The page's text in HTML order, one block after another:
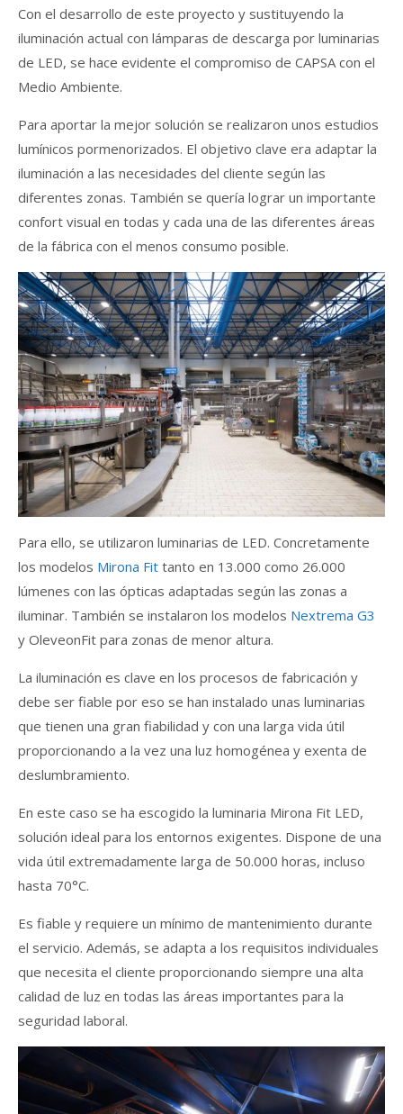
Con el desarrollo de este proyecto y sustituyendo la
iluminación actual con lámparas de descarga por luminarias
de LED, se hace evidente el compromiso de CAPSA con el
Medio Ambiente.
Para aportar la mejor solución se realizaron unos estudios
lumínicos pormenorizados. El objetivo clave era adaptar la
iluminación a las necesidades del cliente según las
diferentes zonas. También se quería lograr un importante
confort visual en todas y cada una de las diferentes áreas
de la fábrica con el menos consumo posible.
Para ello, se utilizaron luminarias de LED. Concretamente
los modelos Mirona Fit tanto en 13.000 como 26.000
lúmenes con las ópticas adaptadas según las zonas a
iluminar. También se instalaron los modelos Nextrema G3
y OleveonFit para zonas de menor altura.
La iluminación es clave en los procesos de fabricación y
debe ser fiable por eso se han instalado unas luminarias
que tienen una gran fiabilidad y con una larga vida útil
proporcionando a la vez una luz homogénea y exenta de
deslumbramiento.
En este caso se ha escogido la luminaria Mirona Fit LED,
solución ideal para los entornos exigentes. Dispone de una
vida útil extremadamente larga de 50.000 horas, incluso
hasta 70°C.
Es fiable y requiere un mínimo de mantenimiento durante
el servicio. Además, se adapta a los requisitos individuales
que necesita el cliente proporcionando siempre una alta
calidad de luz en todas las áreas importantes para la
seguridad laboral.